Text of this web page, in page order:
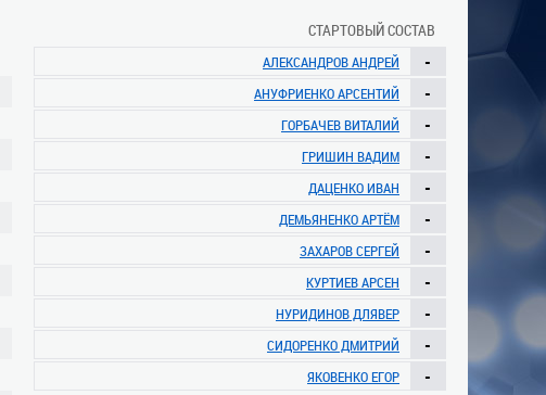
СТАРТОВЫЙ СОСТАВ
-
АЛЕКСАНДРОВ АНДРЕЙ
-
АНУФРИЕНКО АРСЕНТИЙ
-
ГОРБАЧЕВ ВИТАЛИЙ
-
ГРИШИН ВАДИМ
-
ДАЦЕНКО ИВАН
-
ДЕМЬЯНЕНКО АРТЁМ
-
ЗАХАРОВ СЕРГЕЙ
-
КУРТИЕВ АРСЕН
-
НУРИДИНОВ ДЛЯВЕР
-
СИДОРЕНКО ДМИТРИЙ
-
ЯКОВЕНКО ЕГОР